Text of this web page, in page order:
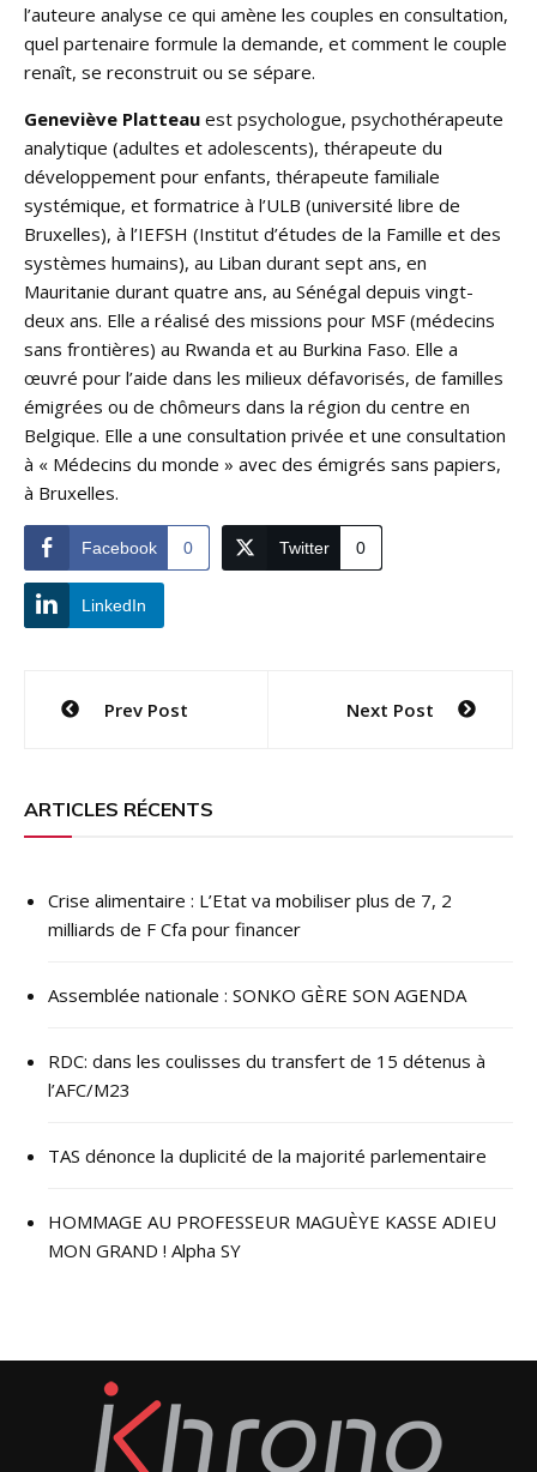
l’auteure analyse ce qui amène les couples en consultation,
quel partenaire formule la demande, et comment le couple
renaît, se reconstruit ou se sépare.
Geneviève Platteau est psychologue, psychothérapeute
analytique (adultes et adolescents), thérapeute du
développement pour enfants, thérapeute familiale
systémique, et formatrice à l’ULB (université libre de
Bruxelles), à l’IEFSH (Institut d’études de la Famille et des
systèmes humains), au Liban durant sept ans, en
Mauritanie durant quatre ans, au Sénégal depuis vingt-
deux ans. Elle a réalisé des missions pour MSF (médecins
sans frontières) au Rwanda et au Burkina Faso. Elle a
œuvré pour l’aide dans les milieux défavorisés, de familles
émigrées ou de chômeurs dans la région du centre en
Belgique. Elle a une consultation privée et une consultation
à « Médecins du monde » avec des émigrés sans papiers,
à Bruxelles.
Facebook 0 Twitter 0
LinkedIn
Navigation
l’article
Prev Post Next Post
ARTICLES RÉCENTS
Crise alimentaire : L’Etat va mobiliser plus de 7, 2
milliards de F Cfa pour financer
Assemblée nationale : SONKO GÈRE SON AGENDA
RDC: dans les coulisses du transfert de 15 détenus à
l’AFC/M23
TAS dénonce la duplicité de la majorité parlementaire
HOMMAGE AU PROFESSEUR MAGUÈYE KASSE ADIEU
MON GRAND ! Alpha SY